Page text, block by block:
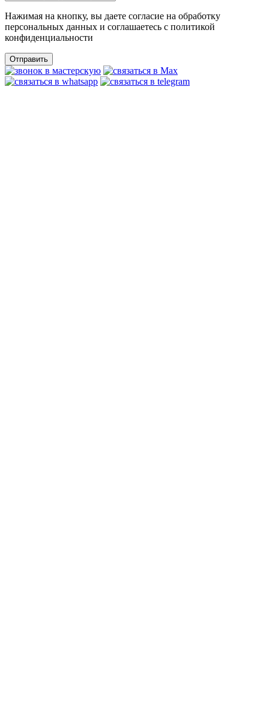
Нажимая на кнопку, вы даете согласие на обработку
персональных данных и соглашаетесь c политикой
конфиденциальности
Отправить